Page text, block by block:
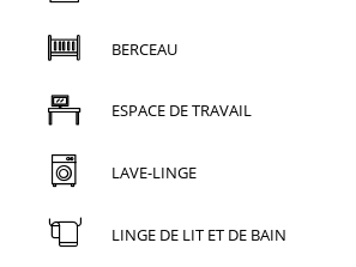
BERCEAU
ESPACE DE TRAVAIL
LAVE-LINGE
LINGE DE LIT ET DE BAIN